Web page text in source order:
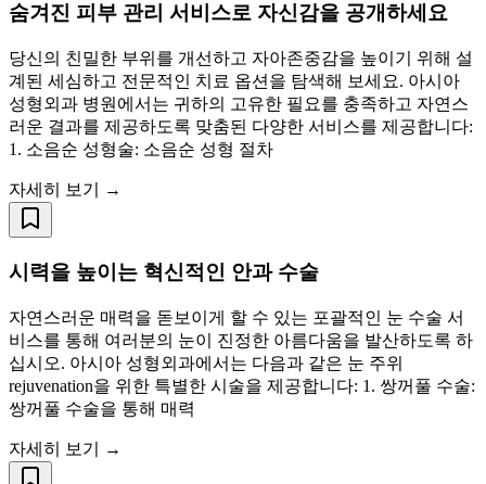
숨겨진 피부 관리 서비스로 자신감을 공개하세요
당신의 친밀한 부위를 개선하고 자아존중감을 높이기 위해 설
계된 세심하고 전문적인 치료 옵션을 탐색해 보세요. 아시아
성형외과 병원에서는 귀하의 고유한 필요를 충족하고 자연스
러운 결과를 제공하도록 맞춤된 다양한 서비스를 제공합니다:
1. 소음순 성형술: 소음순 성형 절차
자세히 보기 →
시력을 높이는 혁신적인 안과 수술
자연스러운 매력을 돋보이게 할 수 있는 포괄적인 눈 수술 서
비스를 통해 여러분의 눈이 진정한 아름다움을 발산하도록 하
십시오. 아시아 성형외과에서는 다음과 같은 눈 주위
rejuvenation을 위한 특별한 시술을 제공합니다: 1. 쌍꺼풀 수술:
쌍꺼풀 수술을 통해 매력
자세히 보기 →